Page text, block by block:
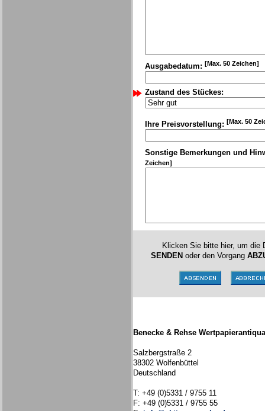
Ausgabedatum: [Max. 50 Zeichen]
Zustand des Stückes:
Ihre Preisvorstellung: [Max. 50
Sonstige Bemerkungen und
Zeichen]
Klicken Sie bitte hier, um die
SENDEN oder den Vorgang
Benecke & Rehse
Salzbergstraße 2
38302 Wolfenbüttel
Deutschland
T: +49 (0)5331 / 9755 11
F: +49 (0)5331 / 9755 55